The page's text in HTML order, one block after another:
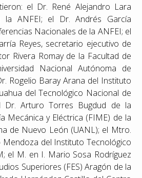
el Dr. René Alejandro Lara
la ANFEI; el Dr. Andrés García
Nacionales de la ANFEI; el
Reyes, secretario ejecutivo de
Rivera Romay de la Facultad de
Nacional Autónoma de
Rogelio Baray Arana del Instituto
del Tecnológico Nacional de
Dr. Arturo Torres Bugdud de la
Mecánica y Eléctrica (FIME) de la
de Nuevo León (UANL); el Mtro.
Mendoza del Instituto Tecnológico
el M. en I. Mario Sosa Rodríguez
Superiores (FES) Aragón de la